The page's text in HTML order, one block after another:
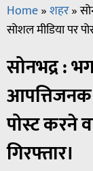
Home»शहर»
सोशल मीडिया पर
सोनभद्र :
आपत्तिजनक
पोस्ट करने
गिरफ्तार।